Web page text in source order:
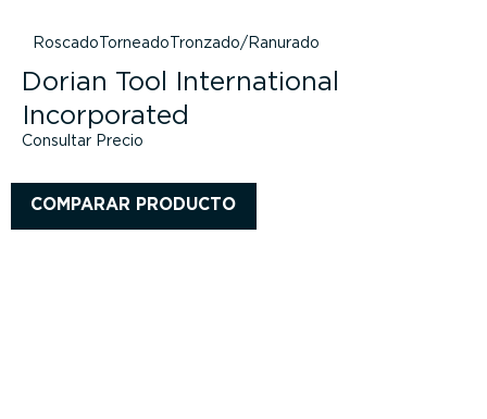
Roscado Torneado Tronzado/Ranurado
Dorian Tool International
Incorporated
Consultar Precio
COMPARAR PRODUCTO